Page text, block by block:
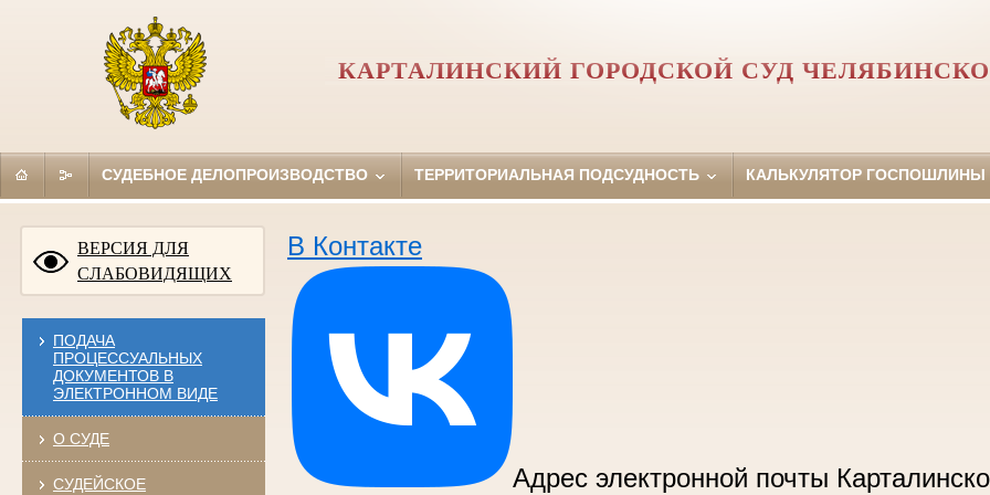
КАРТАЛИНСКИЙ ГОРОДСКОЙ СУД
СУДЕБНОЕ ДЕЛОПРОИЗВОДСТВО ТЕРРИТОРИАЛЬНАЯ ПОДСУДНОСТЬ КАЛЬКУЛЯТОР ГОСПОШЛИНЫ
ВЕРСИЯ ДЛЯ
СЛАБОВИДЯЩИХ
ПОДАЧА
ПРОЦЕССУАЛЬНЫХ
ДОКУМЕНТОВ В
ЭЛЕКТРОННОМ ВИДЕ
О СУДЕ
СУДЕЙСКОЕ
В Контакте
Адрес электронной почты